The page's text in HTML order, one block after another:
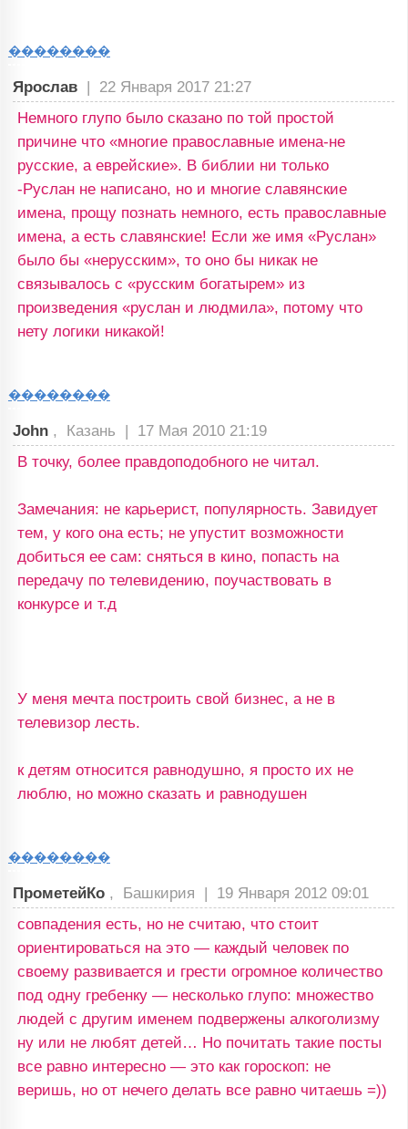
��������
Ярослав | 22 Января 2017 21:27
Немного глупо было сказано по той простой
причине что «многие православные имена-не
русские, а еврейские». В библии ни только
-Руслан не написано, но и многие славянские
имена, прощу познать немного, есть православные
имена, а есть славянские! Если же имя «Руслан»
было бы «нерусским», то оно бы никак не
связывалось с «русским богатырем» из
произведения «руслан и людмила», потому что
нету логики никакой!
��������
John , Казань | 17 Мая 2010 21:19
В точку, более правдоподобного не читал.
Замечания: не карьерист, популярность. Завидует
тем, у кого она есть; не упустит возможности
добиться ее сам: сняться в кино, попасть на
передачу по телевидению, поучаствовать в
конкурсе и т.д
У меня мечта построить свой бизнес, а не в
телевизор лесть.
к детям относится равнодушно, я просто их не
люблю, но можно сказать и равнодушен
��������
ПрометейКо , Башкирия | 19 Января 2012 09:01
совпадения есть, но не считаю, что стоит
ориентироваться на это — каждый человек по
своему развивается и грести огромное количество
под одну гребенку — несколько глупо: множество
людей с другим именем подвержены алкоголизму
ну или не любят детей… Но почитать такие посты
все равно интересно — это как гороскоп: не
веришь, но от нечего делать все равно читаешь =))